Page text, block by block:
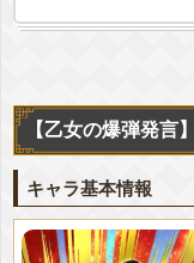
【乙女の爆弾発言
キャラ基本情報